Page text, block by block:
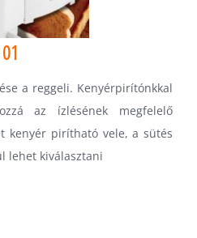
a reggeli. Kenyérpirítónkkal
az ízlésének megfelelő
kenyér pirítható vele, a sütés
lehet kiválasztani